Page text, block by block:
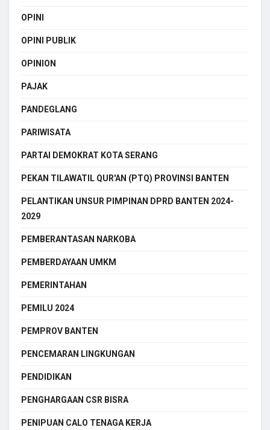
OPINI
OPINI PUBLIK
OPINION
PAJAK
PANDEGLANG
PARIWISATA
PARTAI DEMOKRAT KOTA SERANG
PEKAN TILAWATIL QUR'AN (PTQ) PROVINSI BANTEN
PELANTIKAN UNSUR PIMPINAN DPRD BANTEN 2024-
2029
PEMBERANTASAN NARKOBA
PEMBERDAYAAN UMKM
PEMERINTAHAN
PEMILU 2024
PEMPROV BANTEN
PENCEMARAN LINGKUNGAN
PENDIDIKAN
PENGHARGAAN CSR BISRA
PENIPUAN CALO TENAGA KERJA